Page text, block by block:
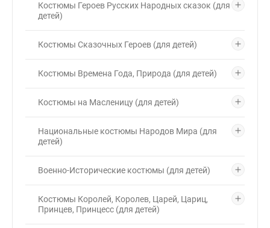
Костюмы Героев Русских Народных сказок (для
детей)
Костюмы Сказочных Героев (для детей)
Костюмы Времена Года, Природа (для детей)
Костюмы на Масленицу (для детей)
Национальные костюмы Народов Мира (для
детей)
Военно-Исторические костюмы (для детей)
Костюмы Королей, Королев, Царей, Цариц,
Принцев, Принцесс (для детей)